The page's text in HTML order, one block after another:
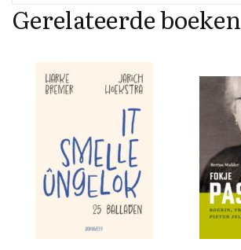
o I n
Gerelateerde boeken